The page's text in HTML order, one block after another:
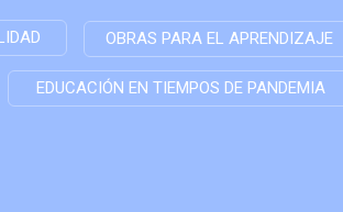
OBRAS PARA EL APRENDIZAJE
EDUCACIÓN EN TIEMPOS DE PANDEMIA